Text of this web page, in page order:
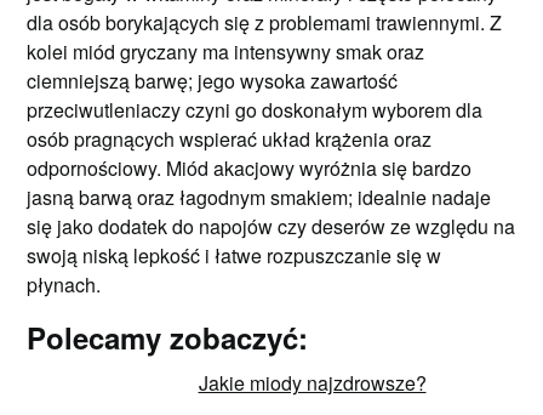
dla osób borykających się z problemami trawiennymi. Z
kolei miód gryczany ma intensywny smak oraz
ciemniejszą barwę; jego wysoka zawartość
przeciwutleniaczy czyni go doskonałym wyborem dla
osób pragnących wspierać układ krążenia oraz
odpornościowy. Miód akacjowy wyróżnia się bardzo
jasną barwą oraz łagodnym smakiem; idealnie nadaje
się jako dodatek do napojów czy deserów ze względu na
swoją niską lepkość i łatwe rozpuszczanie się w
płynach.
Polecamy zobaczyć:
Jakie miody najzdrowsze?